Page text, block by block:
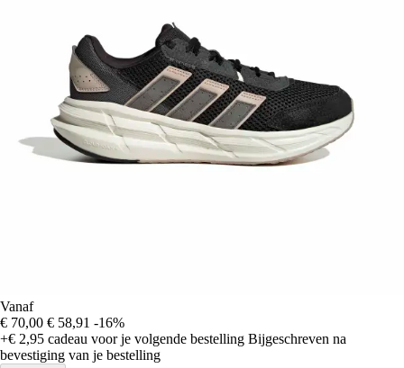
Vanaf
€ 70,00 € 58,91 -16%
+€ 2,95 cadeau voor je volgende bestelling Bijgeschreven na
bevestiging van je bestelling